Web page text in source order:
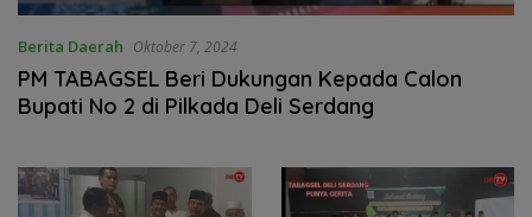
Berita Daerah Oktober 7, 2024
PM TABAGSEL Beri Dukungan Kepada Calon
Bupati No 2 di Pilkada Deli Serdang